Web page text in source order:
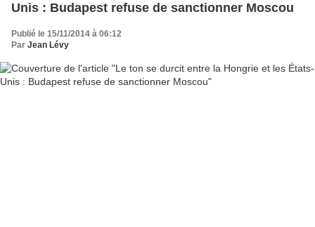
Unis : Budapest refuse de sanctionner Moscou
Publié le 15/11/2014 à 06:12
Par Jean Lévy